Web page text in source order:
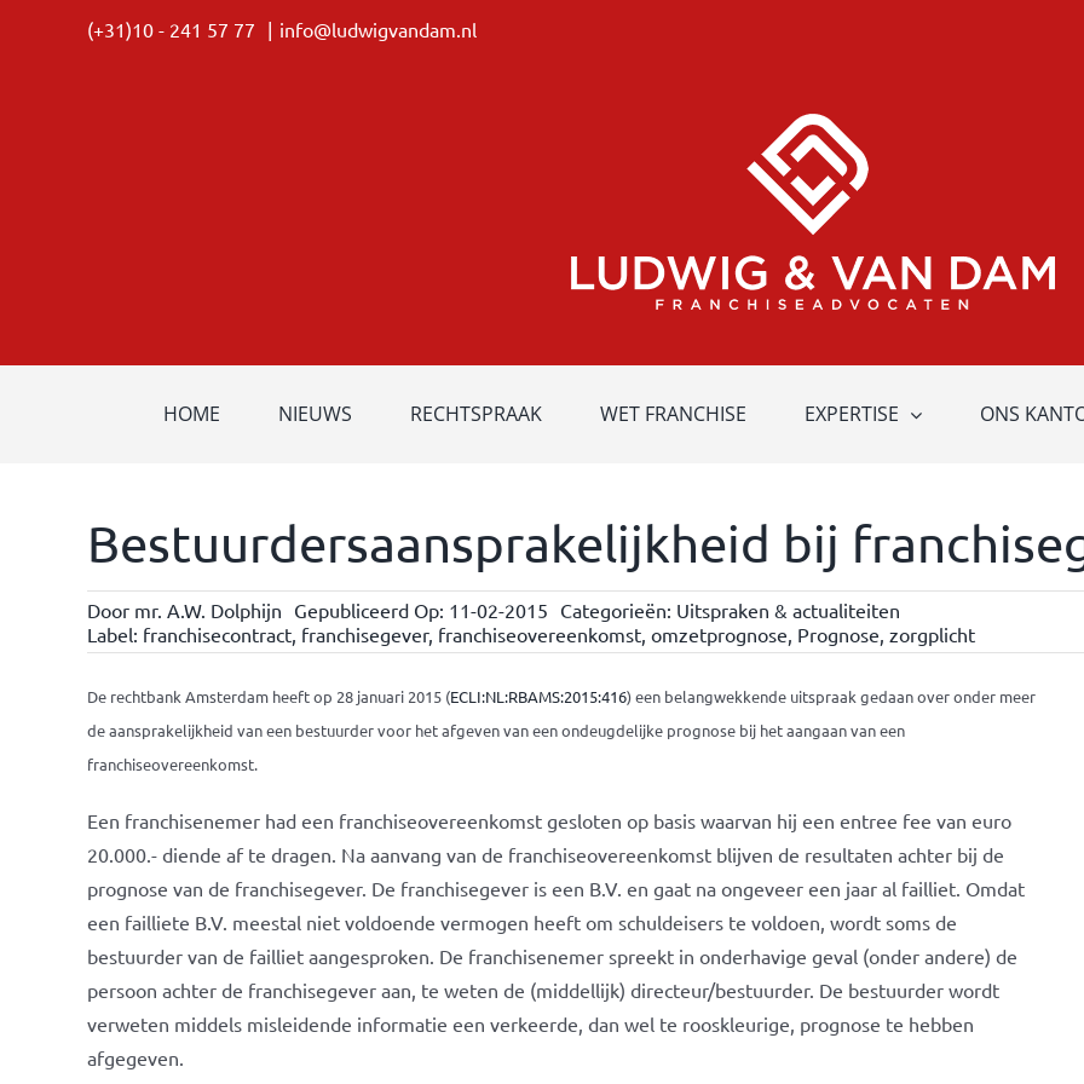
(+31)10 - 241 57 77 | info@ludwigvandam.nl
HOME NIEUWS RECHTSPRAAK WET FRANCHISE EXPERTISE ONS
Bestuurdersaansprakelijkheid bij
Door mr. A.W. Dolphijn Gepubliceerd Op: 11-02-2015 Categorieën: Uitspraken & actualiteiten
Label: franchisecontract, franchisegever, franchiseovereenkomst, omzetprognose, Prognose, zorgplicht
De rechtbank Amsterdam heeft op 28 januari 2015 (ECLI:NL:RBAMS:2015:416) een belangwekkende uitspraak gedaan over onder meer
de aansprakelijkheid van een bestuurder voor het afgeven van een ondeugdelijke prognose bij het aangaan van een
franchiseovereenkomst.
Een franchisenemer had een franchiseovereenkomst gesloten op basis waarvan hij een entree fee van euro
20.000.- diende af te dragen. Na aanvang van de franchiseovereenkomst blijven de resultaten achter bij de
prognose van de franchisegever. De franchisegever is een B.V. en gaat na ongeveer een jaar al failliet. Omdat
een failliete B.V. meestal niet voldoende vermogen heeft om schuldeisers te voldoen, wordt soms de
bestuurder van de failliet aangesproken. De franchisenemer spreekt in onderhavige geval (onder andere) de
persoon achter de franchisegever aan, te weten de (middellijk) directeur/bestuurder. De bestuurder wordt
verweten middels misleidende informatie een verkeerde, dan wel te rooskleurige, prognose te hebben
afgegeven.